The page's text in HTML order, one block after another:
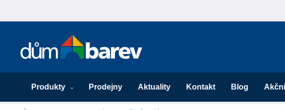
Produkty Prodejny Aktuality Kontakt Blog